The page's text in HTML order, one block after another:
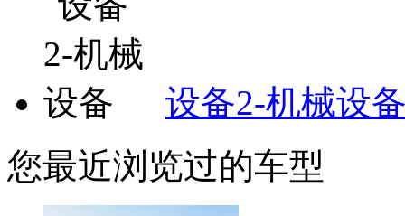
设备2-机械设
您最近浏览过的车型